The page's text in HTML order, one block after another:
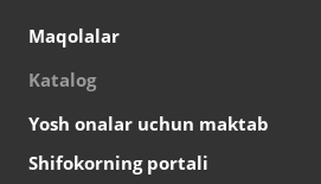
Maqolalar
Katalog
Yosh onalar uchun maktab
Shifokorning portali